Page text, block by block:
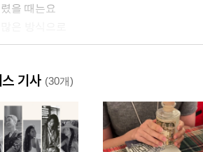
을 때는요
로운 어린이를 기준으로
아래 사는 친구
선생님
기사 (30개)